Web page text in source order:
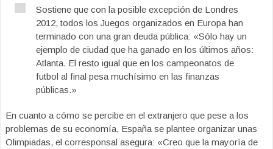
Sostiene que con la posible excepción de Londres
2012, todos los Juegos organizados en Europa han
terminado con una gran deuda pública: «Sólo hay un
ejemplo de ciudad que ha ganado en los últimos años:
Atlanta. El resto igual que en los campeonatos de
futbol al final pesa muchísimo en las finanzas
públicas.»
En cuanto a cómo se percibe en el extranjero que pese a los
problemas de su economía, España se plantee organizar unas
Olimpiadas, el corresponsal asegura: «Creo que la mayoría de